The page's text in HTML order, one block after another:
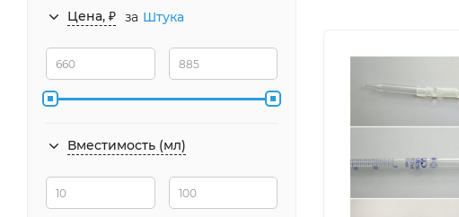
Цена, ₽ за Штука
Вместимость (мл)